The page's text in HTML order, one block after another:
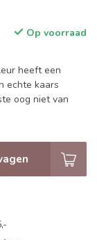
Op voorraad
heeft een
echte kaars
oog niet van